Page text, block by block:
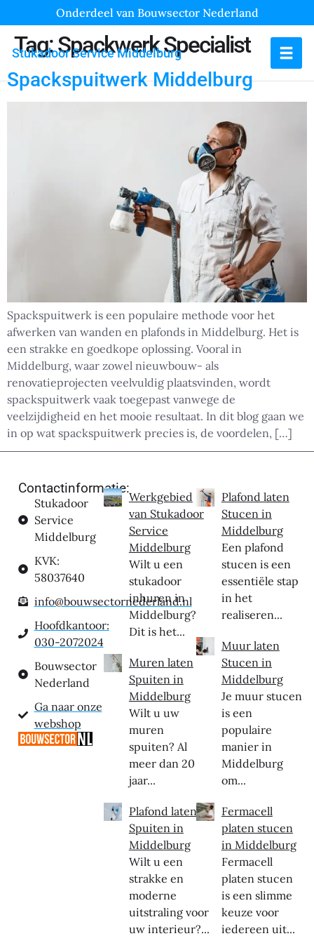
Onderdeel van Bouwsector Nederland
Stukadoor Service Middelburg
Tag:Spackwerk Specialist
Spackspuitwerk Middelburg
Spackspuitwerk is een populaire methode voor het
afwerken van wanden en plafonds in Middelburg. Het is
een strakke en goedkope oplossing. Vooral in
Middelburg, waar zowel nieuwbouw- als
renovatieprojecten veelvuldig plaatsvinden, wordt
spackspuitwerk vaak toegepast vanwege de
veelzijdigheid en het mooie resultaat. In dit blog gaan we
in op wat spackspuitwerk precies is, de voordelen, […]
Contactinformatie:
Stukadoor
Service
Middelburg
KVK:
58037640
info@bouwsectornederland.nl
Hoofdkantoor:
030-2072024
Bouwsector
Nederland
Ga naar onze
webshop
Werkgebied
van Stukadoor
Service
Middelburg
Wilt u een
stukadoor
inhuren in
Middelburg?
Dit is het...
Muren laten
Spuiten in
Middelburg
Wilt u uw
muren
spuiten? Al
meer dan 20
jaar...
Plafond laten
Spuiten in
Middelburg
Wilt u een
strakke en
moderne
uitstraling voor
uw interieur?...
Plafond laten
Stucen in
Middelburg
Een plafond
stucen is een
essentiële stap
in het
realiseren...
Muur laten
Stucen in
Middelburg
Je muur stucen
is een
populaire
manier in
Middelburg
om...
Fermacell
platen stucen
in Middelburg
Fermacell
platen stucen
is een slimme
keuze voor
iedereen uit...